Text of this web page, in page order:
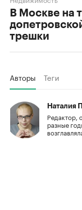
В Москве на
трешки
Авторы Теги
Наталия
Редактор,
разные